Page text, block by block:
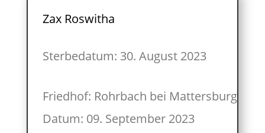
Zax Roswitha
Sterbedatum: 30. August 2023
Friedhof: Rohrbach bei Mattersburg
Datum: 09. September 2023